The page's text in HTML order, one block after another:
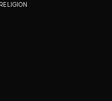
RELIGION